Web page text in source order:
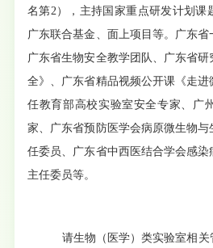
名第2 ），主持国家重点研发计划课
广东联合基金、面上项目等。广东省
广东省生物安全教学团队、广东省
全》、广东省精品视频公开课《走
任教育部高校实验室安全专家、广
家、广东省预防医学会病原微生物
任委员、广东省中西医结合学会感染
主任委员等。
请生物（医学）类实验室相